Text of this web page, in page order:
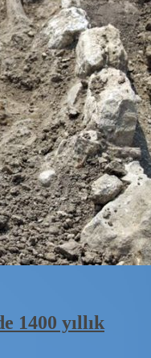
1400 yıllık